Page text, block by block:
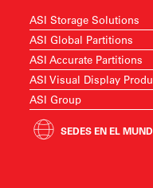
ASI Storage Solutions
ASI Global Partitions
ASI Accurate Partitions
ASI Visual Display
ASI Group
SEDES EN EL